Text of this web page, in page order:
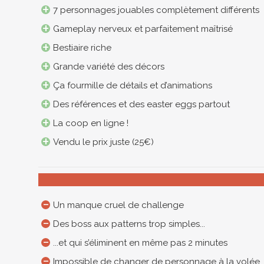
7 personnages jouables complètement différents
Gameplay nerveux et parfaitement maîtrisé
Bestiaire riche
Grande variété des décors
Ça fourmille de détails et d’animations
Des références et des easter eggs partout
La coop en ligne !
Vendu le prix juste (25€)
Un manque cruel de challenge
Des boss aux patterns trop simples...
...et qui s’éliminent en même pas 2 minutes
Impossible de changer de personnage à la volée